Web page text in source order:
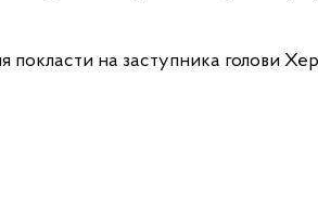
на заступника голови